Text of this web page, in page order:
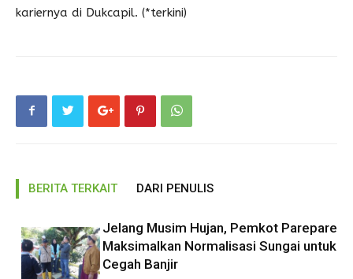
kariernya di Dukcapil. (*terkini)
BERITA TERKAIT DARI PENULIS
Jelang Musim Hujan, Pemkot Parepare
Maksimalkan Normalisasi Sungai untuk
Cegah Banjir